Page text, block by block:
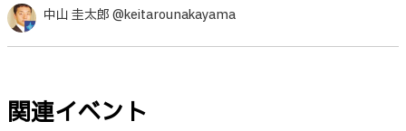
中山 圭太郎 @keitarounakayama
関連イベント